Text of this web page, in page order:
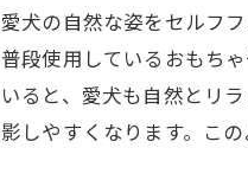
愛犬の自然な姿をセルフ
普段使用しているおもち
いると、愛犬も自然とリ
影しやすくなります。こ